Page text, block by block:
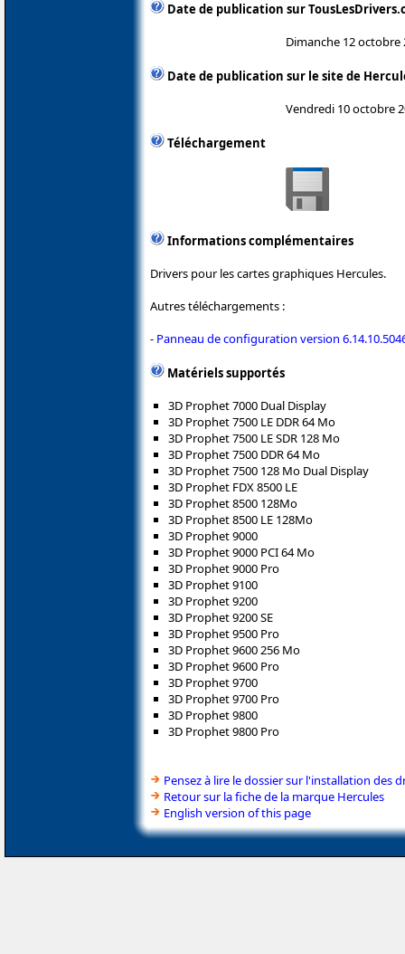
Date de publication sur
Dimanche 12 octobre
Date de publication sur le site de
Vendredi 10 octobre
Téléchargement
Informations complémentaires
Drivers pour les cartes graphiques Hercules.
Autres téléchargements :
- Panneau de configuration version
Matériels supportés
3D Prophet 7000 Dual Display
3D Prophet 7500 LE DDR 64 Mo
3D Prophet 7500 LE SDR 128 Mo
3D Prophet 7500 DDR 64 Mo
3D Prophet 7500 128 Mo Dual Display
3D Prophet FDX 8500 LE
3D Prophet 8500 128Mo
3D Prophet 8500 LE 128Mo
3D Prophet 9000
3D Prophet 9000 PCI 64 Mo
3D Prophet 9000 Pro
3D Prophet 9100
3D Prophet 9200
3D Prophet 9200 SE
3D Prophet 9500 Pro
3D Prophet 9600 256 Mo
3D Prophet 9600 Pro
3D Prophet 9700
3D Prophet 9700 Pro
3D Prophet 9800
3D Prophet 9800 Pro
Pensez à lire le dossier sur l'installation des
Retour sur la fiche de la marque Hercules
English version of this page